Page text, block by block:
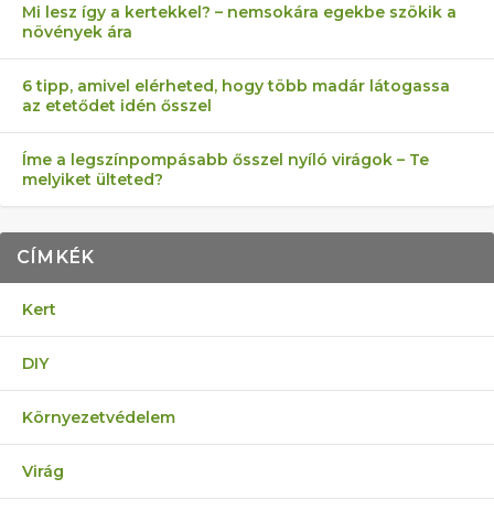
Mi lesz így a kertekkel? – nemsokára egekbe szökik a
növények ára
6 tipp, amivel elérheted, hogy több madár látogassa
az etetődet idén ősszel
Íme a legszínpompásabb ősszel nyíló virágok – Te
melyiket ülteted?
CÍMKÉK
Kert
DIY
Környezetvédelem
Virág